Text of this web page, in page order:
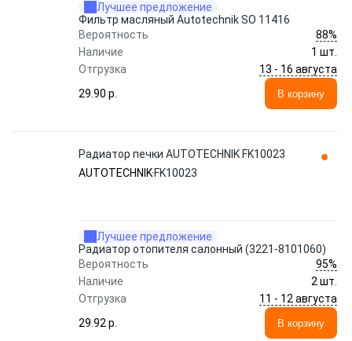
Лучшее предложение
Фильтр масляный Autotechnik SO 11416
Вероятность
88%
Наличие
1 шт.
Отгрузка
13 - 16 августа
29.90 p.
В корзину
Радиатор печки AUTOTECHNIK FK10023
AUTOTECHNIK FK10023
Лучшее предложение
Радиатор отопителя салонный (3221-8101060)
Вероятность
95%
Наличие
2 шт.
Отгрузка
11 - 12 августа
29.92 p.
В корзину